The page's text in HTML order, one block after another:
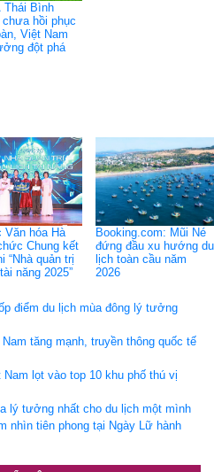
Thái Bình
hồi phục
Việt Nam
đột phá
Văn hóa Hà
Chung kết
“Nhà quản trị
năng 2025”
Booking.com: Mũi Né
đứng đầu xu hướng du
lịch toàn cầu năm
2026
điểm du lịch mùa đông lý tưởng
tăng mạnh, truyền thông quốc tế
lọt vào top 10 khu phố thú vị
lý tưởng nhất cho du lịch một mình
nhìn tiên phong tại Ngày Lữ hành